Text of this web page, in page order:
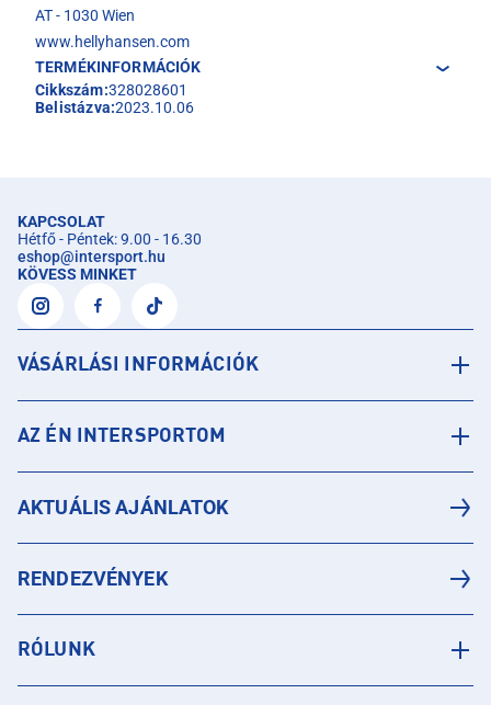
AT - 1030 Wien
www.hellyhansen.com
TERMÉKINFORMÁCIÓK
Cikkszám:328028601
Belistázva:2023.10.06
KAPCSOLAT
Hétfő - Péntek: 9.00 - 16.30
eshop@intersport.hu
KÖVESS MINKET
VÁSÁRLÁSI INFORMÁCIÓK
AZ ÉN INTERSPORTOM
AKTUÁLIS AJÁNLATOK
RENDEZVÉNYEK
RÓLUNK